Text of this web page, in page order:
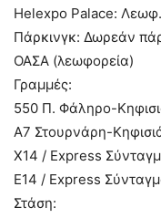
Helexpo Palace:
Πάρκινγκ: Δωρεάν
ΟΑΣΑ (λεωφορεία)
Γραμμές:
550 Π. Φάληρο-
Α7 Στουρνάρη-
Χ14 / Express
Ε14 / Express
Στάση: